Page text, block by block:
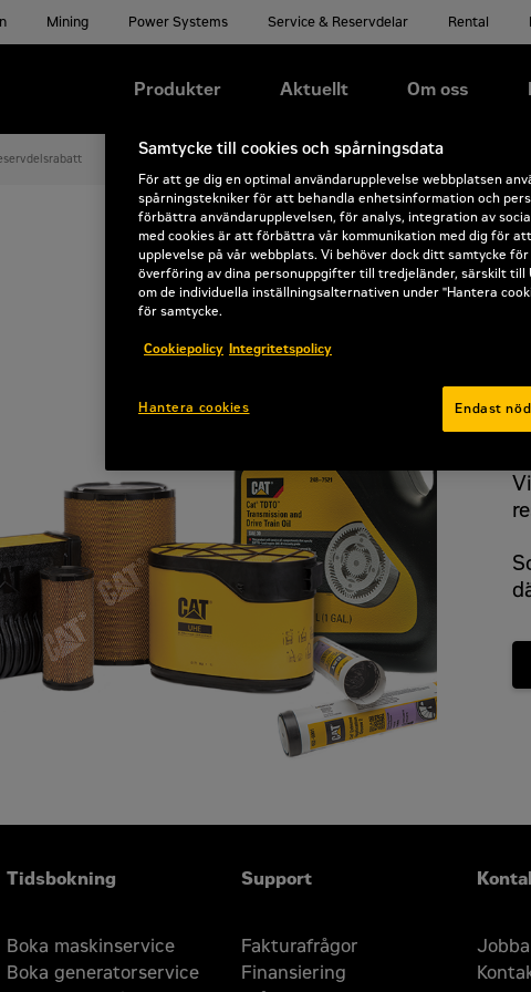
Mining Power Systems Service & Reservdelar Rental
Produkter Aktuellt Om oss
Tidsbokning
Boka maskinservice
Boka generatorservice
Support
Fakturafrågor
Finansiering
Samtycke till cookies och spårningsdata
För att ge dig en optimal användarupplevelse webbplatsen
spårningstekniker för att behandla enhetsinformation och
förbättra användarupplevelsen, för analys, integration av
med cookies är att förbättra vår kommunikation med dig för
upplevelse på vår webbplats. Vi behöver dock ditt samtycke
överföring av dina personuppgifter till tredjeländer, särskilt till
om de individuella inställningsalternativen under "Hantera
för samtycke.
Cookiepolicy Integritetspolicy
Endast
Hantera cookies